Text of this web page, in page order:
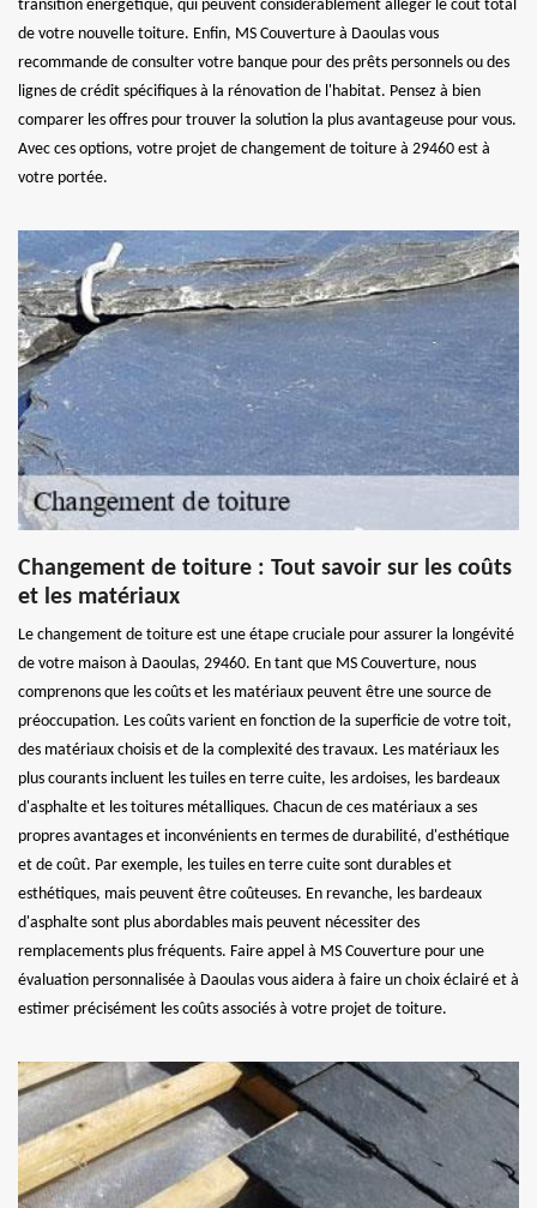
transition énergétique, qui peuvent considérablement alléger le coût total
de votre nouvelle toiture. Enfin, MS Couverture à Daoulas vous
recommande de consulter votre banque pour des prêts personnels ou des
lignes de crédit spécifiques à la rénovation de l'habitat. Pensez à bien
comparer les offres pour trouver la solution la plus avantageuse pour vous.
Avec ces options, votre projet de changement de toiture à 29460 est à
votre portée.
Changement de toiture : Tout savoir sur les coûts
et les matériaux
Le changement de toiture est une étape cruciale pour assurer la longévité
de votre maison à Daoulas, 29460. En tant que MS Couverture, nous
comprenons que les coûts et les matériaux peuvent être une source de
préoccupation. Les coûts varient en fonction de la superficie de votre toit,
des matériaux choisis et de la complexité des travaux. Les matériaux les
plus courants incluent les tuiles en terre cuite, les ardoises, les bardeaux
d'asphalte et les toitures métalliques. Chacun de ces matériaux a ses
propres avantages et inconvénients en termes de durabilité, d'esthétique
et de coût. Par exemple, les tuiles en terre cuite sont durables et
esthétiques, mais peuvent être coûteuses. En revanche, les bardeaux
d'asphalte sont plus abordables mais peuvent nécessiter des
remplacements plus fréquents. Faire appel à MS Couverture pour une
évaluation personnalisée à Daoulas vous aidera à faire un choix éclairé et à
estimer précisément les coûts associés à votre projet de toiture.